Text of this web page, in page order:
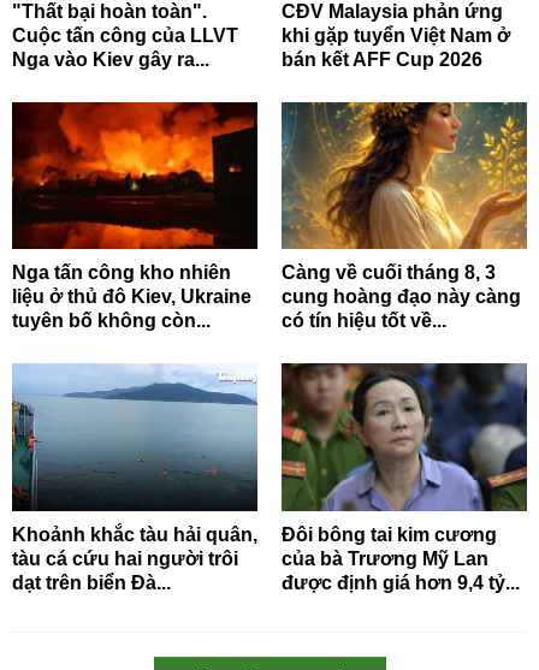
"Thất bại hoàn toàn".
Cuộc tấn công của LLVT
Nga vào Kiev gây ra...
CĐV Malaysia phản ứng
khi gặp tuyển Việt Nam ở
bán kết AFF Cup 2026
Nga tấn công kho nhiên
liệu ở thủ đô Kiev, Ukraine
tuyên bố không còn...
Càng về cuối tháng 8, 3
cung hoàng đạo này càng
có tín hiệu tốt về...
Khoảnh khắc tàu hải quân,
tàu cá cứu hai người trôi
dạt trên biển Đà...
Đôi bông tai kim cương
của bà Trương Mỹ Lan
được định giá hơn 9,4 tỷ...